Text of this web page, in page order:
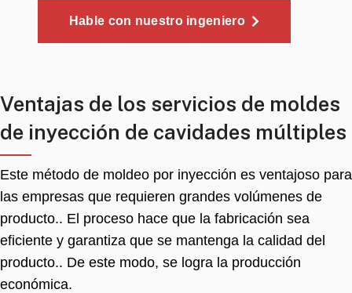
Hable con nuestro ingeniero
Ventajas de los servicios de moldes
de inyección de cavidades múltiples
Este método de moldeo por inyección es ventajoso para
las empresas que requieren grandes volúmenes de
producto.. El proceso hace que la fabricación sea
eficiente y garantiza que se mantenga la calidad del
producto.. De este modo, se logra la producción
económica.